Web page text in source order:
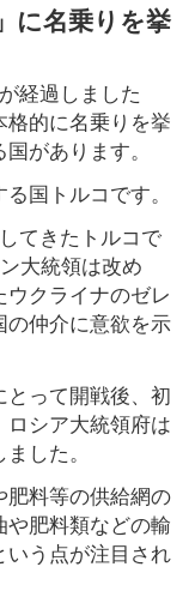
に名乗りを挙
経過しました
的に名乗りを挙
があります。
国トルコです。
てきたトルコで
大統領は改め
クライナのゼレ
の仲介に意欲を示
って開戦後、初
シア大統領府は
した。
料等の供給網の
肥料類などの輸
う点が注目され